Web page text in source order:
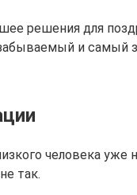
решения для
и самый
человека
так.